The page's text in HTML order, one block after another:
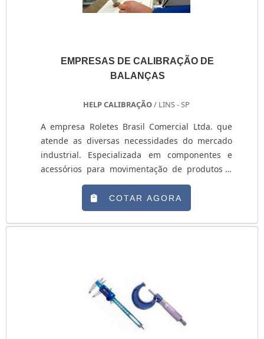
clientes com: Escritório de alta qualidade onde
manutenção. Tudo isso para oferecer contrato
de manutenção de balanças com proteção.
de manutenção de balanças, na essência da
e serviços com ótima qualidade e eficiência,
planejamento de empresas que visam apenas o
lucro, deixando a desejar nos outros
fatores.Isso tudo é a razão pela qual a Smart
Balanças é comprometida com os serviços
esperam seu contato para melhor
atender.GARANTIA DE QUALIDADE
COMPROVADASomente na Smart Balanças tem
o que há de melhor no mercado de manutenção
e calibração de balanças. A empresa oferece
EMPRESAS DE CALIBRAÇÃO DE
BALANÇAS
HELP CALIBRAÇÃO/ LINS - SP
A empresa Roletes Brasil Comercial Ltda. que
atende as diversas necessidades do mercado
industrial. Especializada em componentes e
acessórios para movimentação de produtos e
soluções especiais de equipamentos, a empresa
oferece o serviço de Corte de chapa de Aço com
eficiência e qualidade. Entre em contato com a
empresa para mais informações sobre o Corte
COTAR AGORA